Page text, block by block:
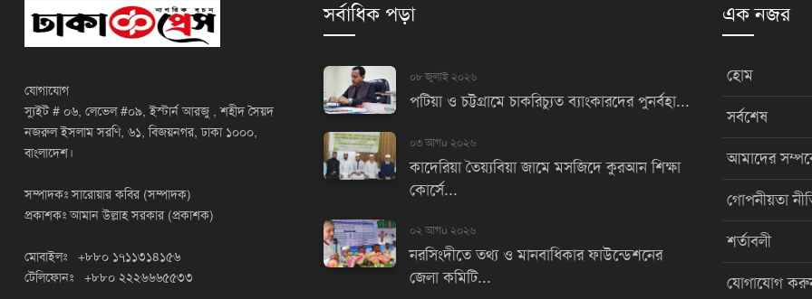
যোগাযোগ
স্যুইট # ০৬, লেভেল #০৯, ইস্টার্ন আরজু , শহীদ সৈয়দ
নজরুল ইসলাম সরণি, ৬১, বিজয়নগর, ঢাকা ১০০০,
বাংলাদেশ।
সম্পাদকঃ সারোয়ার কবির (সম্পাদক)
প্রকাশকঃ আমান উল্লাহ সরকার (প্রকাশক)
মোবাইলঃ +৮৮০ ১৭১১৩১৪১৫৬
টেলিফোনঃ +৮৮০ ২২২৬৬৬৫৫৩৩
সর্বাধিক পড়া
০৮ জুলাই ২০২৬
পটিয়া ও চট্টগ্রামে চাকরিচ্যুত ব্যাংকারদের পুনর্বহা...
০৩ আগu ২০২৬
কাদেরিয়া তৈয়্যবিয়া জামে মসজিদে কুরআন শিক্ষা
কোর্সে...
০২ আগu ২০২৬
নরসিংদীতে তথ্য ও মানবাধিকার ফাউন্ডেশনের
জেলা কমিটি...
এক নজর
হোম
সর্বশেষ
আমাদের
গোপনীয়তা
শর্তাবলী
যোগাযোগ